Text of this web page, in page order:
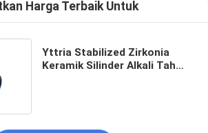
Harga Terbaik Untuk
Yttria Stabilized Zirkonia
Keramik Silinder Alkali Tahan